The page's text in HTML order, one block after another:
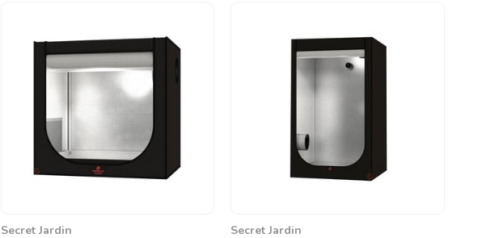
Secret Jardin
Secret Jardin